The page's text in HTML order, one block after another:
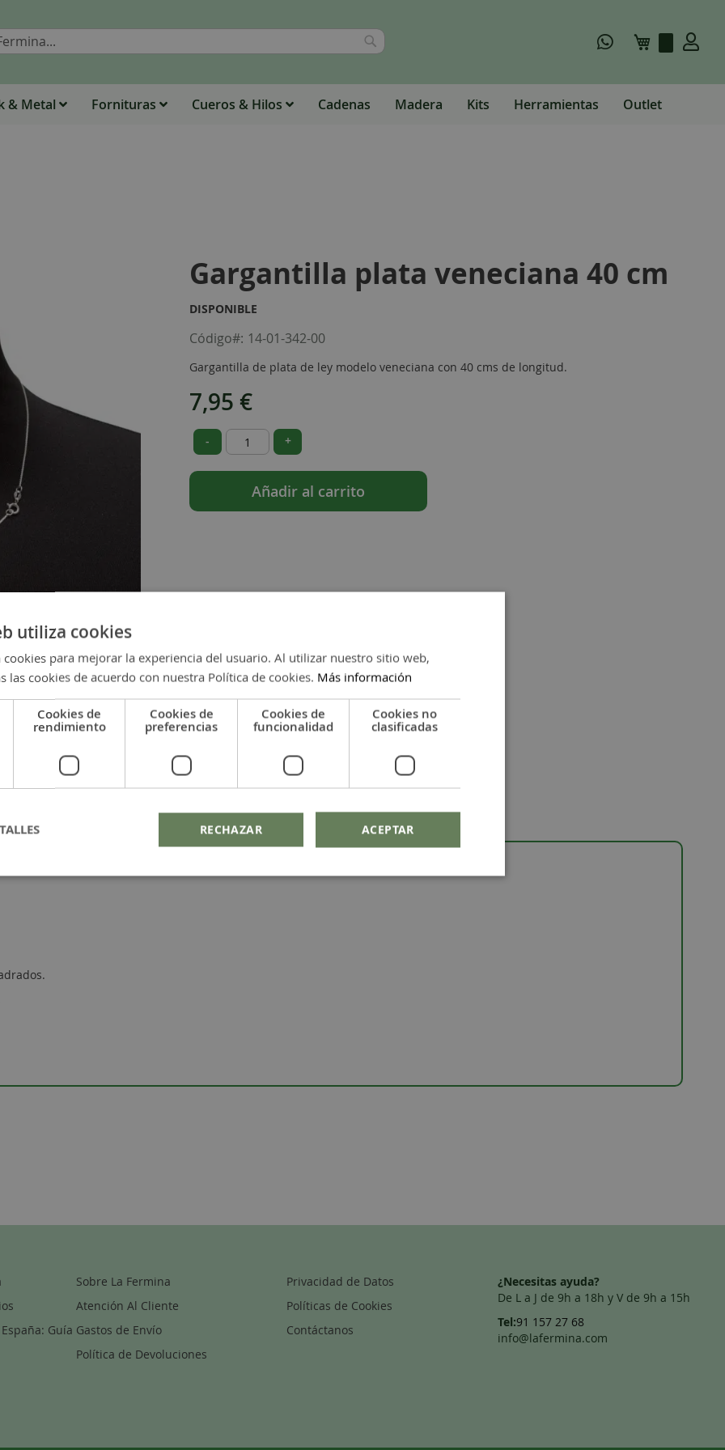
Buscar
Buscar Mi carrito
& Metal Fornituras Cueros & Hilos Cadenas Madera Kits Herramientas Outlet
Gargantilla plata veneciana 40 cm
DISPONIBLE
Código 14-01-342-00
Gargantilla de plata de ley modelo veneciana con 40 cms de longitud.
7,95 €
- +
Añadir al carrito
Guía
Sobre La Fermina
Atención Al Cliente
Gastos de Envío
Política de Devoluciones
Privacidad de Datos
Políticas de Cookies
Contáctanos
¿Necesitas ayuda?
De L a J de 9h a 18h y V de 9h a 15h
Tel:91 157 27 68
info@lafermina.com
utiliza cookies
cookies para mejorar la experiencia del usuario. Al utilizar nuestro sitio web,
las cookies de acuerdo con nuestra Política de cookies. Más información
Cookies de
rendimiento
Cookies de
preferencias
Cookies de
funcionalidad
Cookies no
clasificadas
ACEPTAR
RECHAZAR